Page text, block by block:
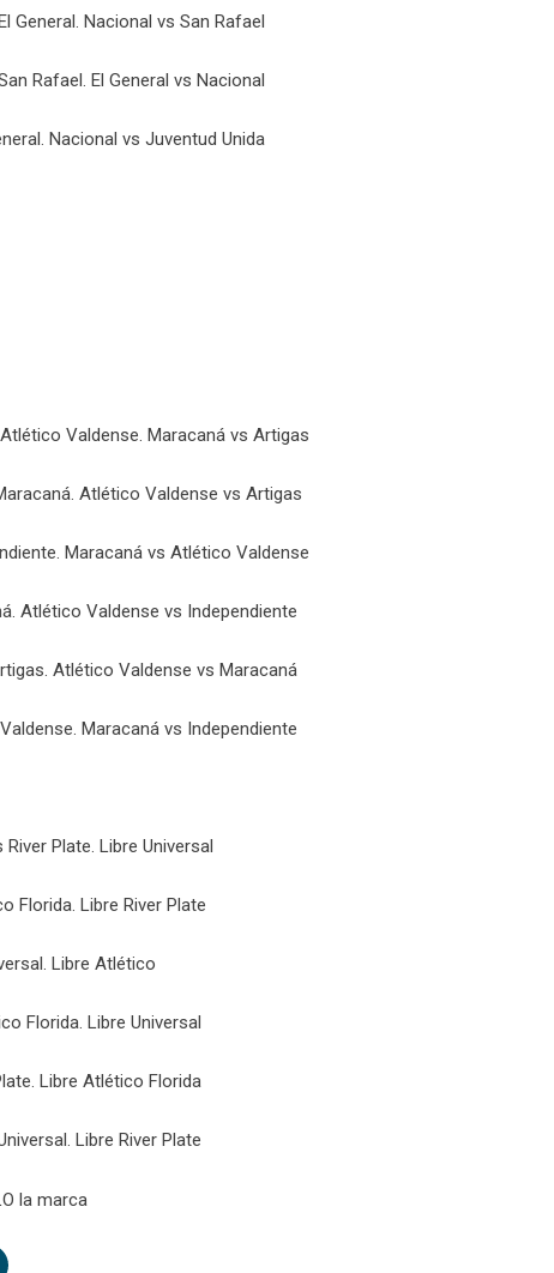
General. Nacional vs San Rafael
Rafael. El General vs Nacional
Nacional vs Juventud Unida
Valdense. Maracaná vs Artigas
Atlético Valdense vs Artigas
Maracaná vs Atlético Valdense
Atlético Valdense vs Independiente
Atlético Valdense vs Maracaná
Maracaná vs Independiente
Plate. Libre Universal
Florida. Libre River Plate
Libre Atlético
Florida. Libre Universal
Libre Atlético Florida
Libre River Plate